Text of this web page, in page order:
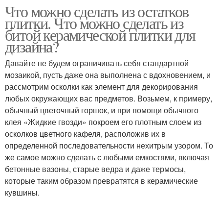
Что можно сделать из остатков
плитки. Что можно сделать из
битой керамической плитки для
дизайна?
Давайте не будем ограничивать себя стандартной
мозаикой, пусть даже она выполнена с вдохновением, и
рассмотрим осколки как элемент для декорирования
любых окружающих вас предметов. Возьмем, к примеру,
обычный цветочный горшок, и при помощи обычного
клея «Жидкие гвозди» покроем его плотным слоем из
осколков цветного кафеля, расположив их в
определенной последовательности нехитрым узором. То
же самое можно сделать с любыми емкостями, включая
бетонные вазоны, старые ведра и даже термосы,
которые таким образом превратятся в керамические
кувшины.